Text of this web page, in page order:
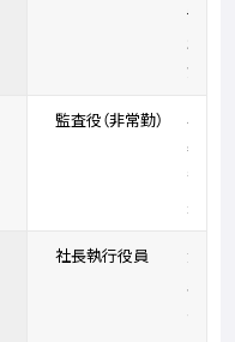
嵜
生
治
監査役（非常勤）
小
寺
哲
夫
社長執行役員
大
野
祥